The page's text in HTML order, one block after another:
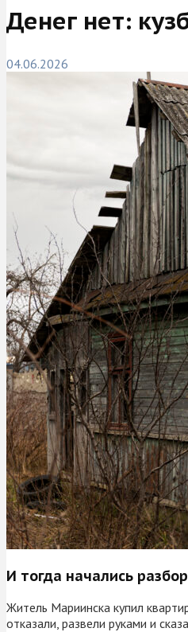
Денег нет:
04.06.2026
И тогда начались
Житель Мариинска купил
отказали, развели руками и